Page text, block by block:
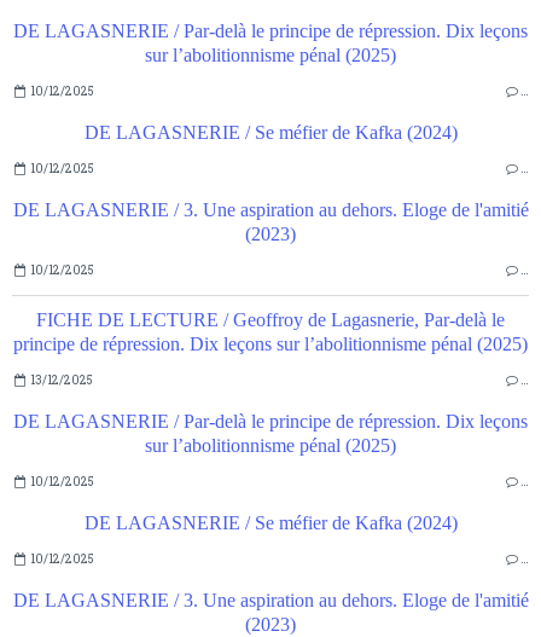
DE LAGASNERIE / Par-delà le principe de répression. Dix leçons
sur l’abolitionnisme pénal (2025)
10/12/2025 …
DE LAGASNERIE / Se méfier de Kafka (2024)
10/12/2025 …
DE LAGASNERIE / 3. Une aspiration au dehors. Eloge de l'amitié
(2023)
10/12/2025 …
FICHE DE LECTURE / Geoffroy de Lagasnerie, Par-delà le
principe de répression. Dix leçons sur l’abolitionnisme pénal (2025)
13/12/2025 …
DE LAGASNERIE / Par-delà le principe de répression. Dix leçons
sur l’abolitionnisme pénal (2025)
10/12/2025 …
DE LAGASNERIE / Se méfier de Kafka (2024)
10/12/2025 …
DE LAGASNERIE / 3. Une aspiration au dehors. Eloge de l'amitié
(2023)